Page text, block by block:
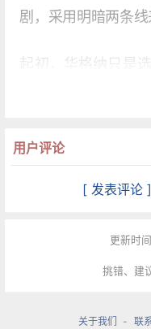
剧，采用明暗两条线
起初，华格纳只是
格弗里德进入瓦尔
且无法在剧院里演
及序剧《莱茵的黄
用户评论
[ 发表评论 ]
更新时
挑错、建
关于我们 - 联